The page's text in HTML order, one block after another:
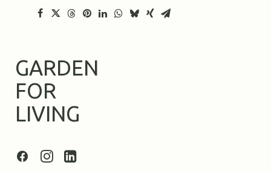
GARDEN
FOR
LIVING